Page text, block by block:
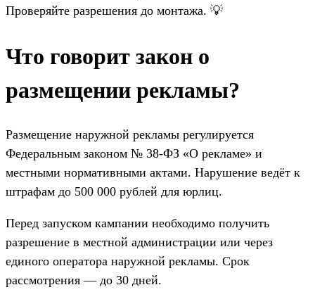
Проверяйте разрешения до монтажа. 💡
Что говорит закон о
размещении рекламы?
Размещение наружной рекламы регулируется
Федеральным законом № 38-ФЗ «О рекламе» и
местными нормативными актами. Нарушение ведёт к
штрафам до 500 000 рублей для юрлиц.
Перед запуском кампании необходимо получить
разрешение в местной администрации или через
единого оператора наружной рекламы. Срок
рассмотрения — до 30 дней.